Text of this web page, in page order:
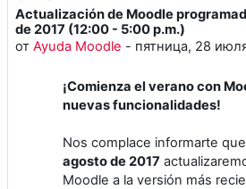
Actualización de Moodle
de 2017 (12:00 - 5:00 p.m.)
от Ayuda Moodle - пятница, 28
Количество ответов: 0
¡Comienza el verano con
nuevas funcionalidades!
Nos complace informarte
agosto de 2017
Moodle a la versión más